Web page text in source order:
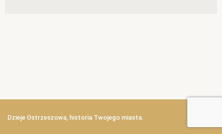
Dzieje Ostrzeszowa, historia Twojego miasta.